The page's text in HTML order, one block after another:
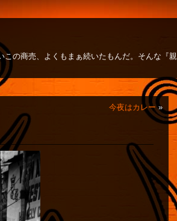
の商売、よくもまぁ続いたもんだ。そんな『
今夜はカレー»